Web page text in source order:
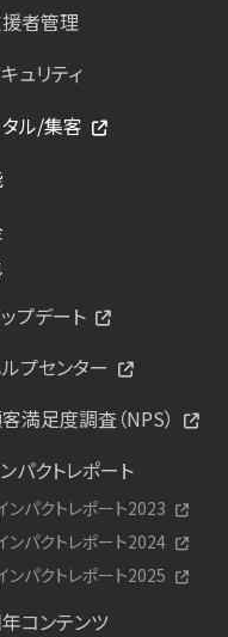
者管理
ュリティ
ル/集客
プデート
プセンター
満足度調査（NPS）
パクトレポート
ンパクトレポート2023
ンパクトレポート2024
ンパクトレポート2025
コンテンツ